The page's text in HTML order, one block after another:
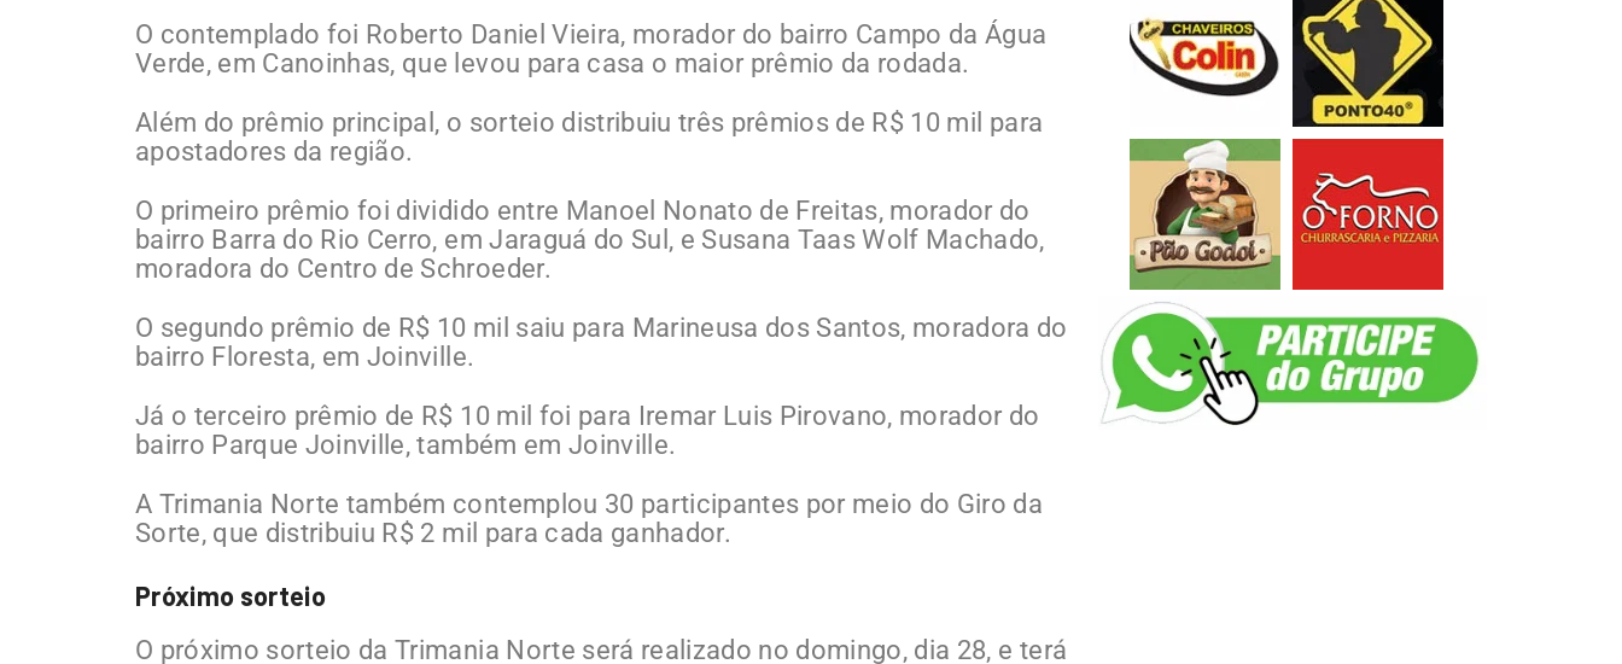
O contemplado foi Roberto Daniel Vieira, morador do bairro Campo da Água
Verde, em Canoinhas, que levou para casa o maior prêmio da rodada.
Além do prêmio principal, o sorteio distribuiu três prêmios de R$ 10 mil para
apostadores da região.
O primeiro prêmio foi dividido entre Manoel Nonato de Freitas, morador do
bairro Barra do Rio Cerro, em Jaraguá do Sul, e Susana Taas Wolf Machado,
moradora do Centro de Schroeder.
O segundo prêmio de R$ 10 mil saiu para Marineusa dos Santos, moradora do
bairro Floresta, em Joinville.
Já o terceiro prêmio de R$ 10 mil foi para Iremar Luis Pirovano, morador do
bairro Parque Joinville, também em Joinville.
A Trimania Norte também contemplou 30 participantes por meio do Giro da
Sorte, que distribuiu R$ 2 mil para cada ganhador.
Próximo sorteio
O próximo sorteio da Trimania Norte será realizado no domingo, dia 28, e terá